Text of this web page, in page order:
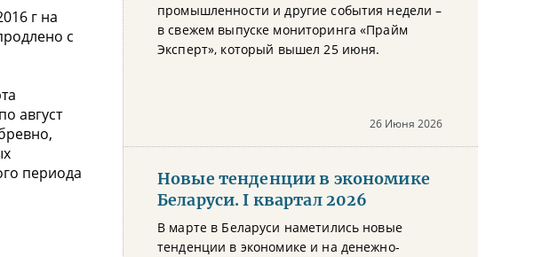
г на
с
август
периода
промышленности и другие события недели –
в свежем выпуске мониторинга «Прайм
Эксперт», который вышел 25 июня.
26 Июня 2026
Новые тенденции в экономике
Беларуси. I квартал 2026
В марте в Беларуси наметились новые
тенденции в экономике и на денежно-